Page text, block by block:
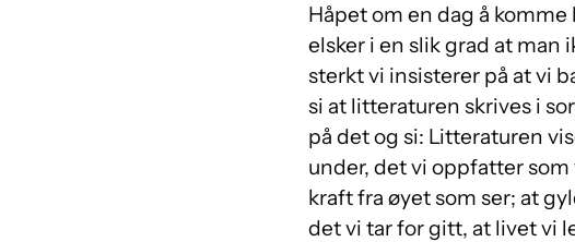
Håpet om en dag å
elsker i en slik grad at man
sterkt vi insisterer på at vi
si at litteraturen skrives i
på det og si: Litteraturen
under, det vi oppfatter
kraft fra øyet som ser; at
det vi tar for gitt, at livet vi